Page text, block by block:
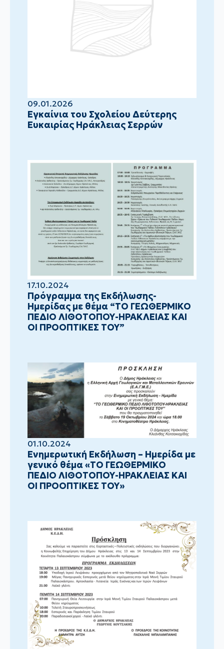
09.01.2026
Eγκαίνια του Σχολείου Δεύτερης
Ευκαιρίας Ηράκλειας Σερρών
17.10.2024
Πρόγραμμα της Εκδήλωσης-
Ημερίδας με θέμα “ΤΟ ΓΕΩΘΕΡΜΙΚΟ
ΠΕΔΙΟ ΛΙΘΟΤΟΠΟΥ-ΗΡΑΚΛΕΙΑΣ ΚΑΙ
ΟΙ ΠΡΟΟΠΤΙΚΕΣ ΤΟΥ”
01.10.2024
Ενημερωτική Εκδήλωση – Ημερίδα με
γενικό θέμα «ΤΟ ΓΕΩΘΕΡΜΙΚΟ
ΠΕΔΙΟ ΛΙΘΟΤΟΠΟΥ-ΗΡΑΚΛΕΙΑΣ ΚΑΙ
ΟΙ ΠΡΟΟΠΤΙΚΕΣ ΤΟΥ»